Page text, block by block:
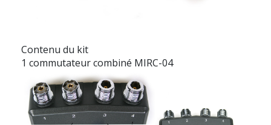
Contenu du kit
1 commutateur combiné MIRC-04